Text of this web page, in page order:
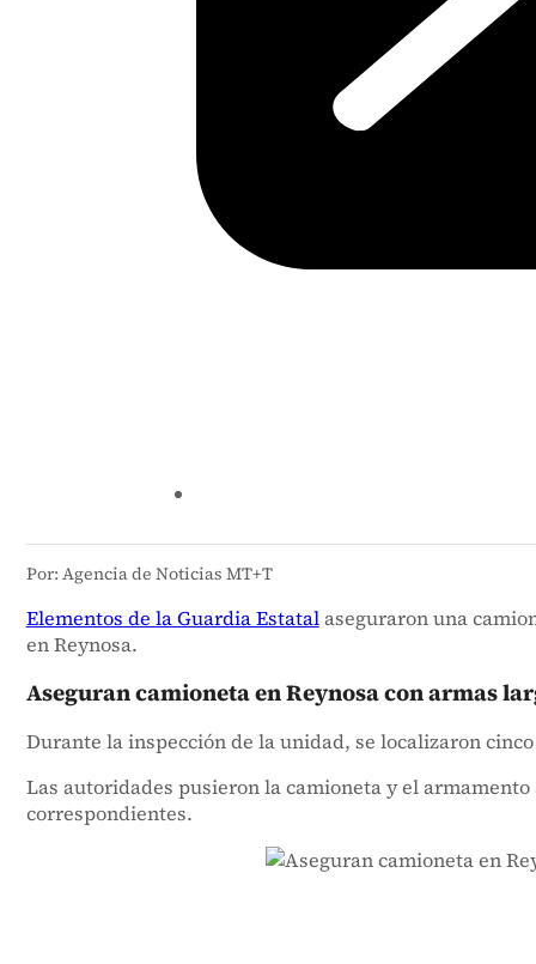
Por: Agencia de Noticias MT+T
Elementos de la Guardia Estatalaseguraron una
en Reynosa.
Aseguran camioneta en Reynosa con armas
Durante la inspección de la unidad, se localizaron
Las autoridades pusieron la camioneta y el
correspondientes.